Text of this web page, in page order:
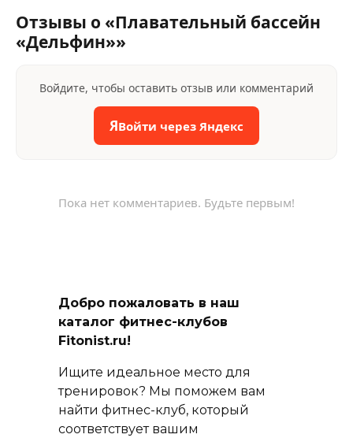
Отзывы о «Плавательный бассейн
«Дельфин»»
Войдите, чтобы оставить отзыв или комментарий
ЯВойти через Яндекс
Пока нет комментариев. Будьте первым!
Добро пожаловать в наш
каталог фитнес-клубов
Fitonist.ru!
Ищите идеальное место для
тренировок? Мы поможем вам
найти фитнес-клуб, который
соответствует вашим